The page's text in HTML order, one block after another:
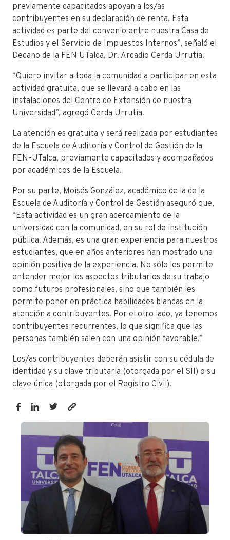
previamente capacitados apoyan a los/as
contribuyentes en su declaración de renta. Esta
actividad es parte del convenio entre nuestra Casa de
Estudios y el Servicio de Impuestos Internos”, señaló el
Decano de la FEN UTalca, Dr. Arcadio Cerda Urrutia.
“Quiero invitar a toda la comunidad a participar en esta
actividad gratuita, que se llevará a cabo en las
instalaciones del Centro de Extensión de nuestra
Universidad”, agregó Cerda Urrutia.
La atención es gratuita y será realizada por estudiantes
de la Escuela de Auditoría y Control de Gestión de la
FEN-UTalca, previamente capacitados y acompañados
por académicos de la Escuela.
Por su parte, Moisés González, académico de la de la
Escuela de Auditoría y Control de Gestión aseguró que,
“Esta actividad es un gran acercamiento de la
universidad con la comunidad, en su rol de institución
pública. Además, es una gran experiencia para nuestros
estudiantes, que en años anteriores han mostrado una
opinión positiva de la experiencia. No sólo les permite
entender mejor los aspectos tributarios de su trabajo
como futuros profesionales, sino que también les
permite poner en práctica habilidades blandas en la
atención a contribuyentes. Por el otro lado, ya tenemos
contribuyentes recurrentes, lo que significa que las
personas también salen con una opinión favorable.”
Los/as contribuyentes deberán asistir con su cédula de
identidad y su clave tributaria (otorgada por el SII) o su
clave única (otorgada por el Registro Civil).
https://fen.utalca.cl/operacion-
estudiantes-
utalca-
ofreceran-
orientacion-
contribuyentes/